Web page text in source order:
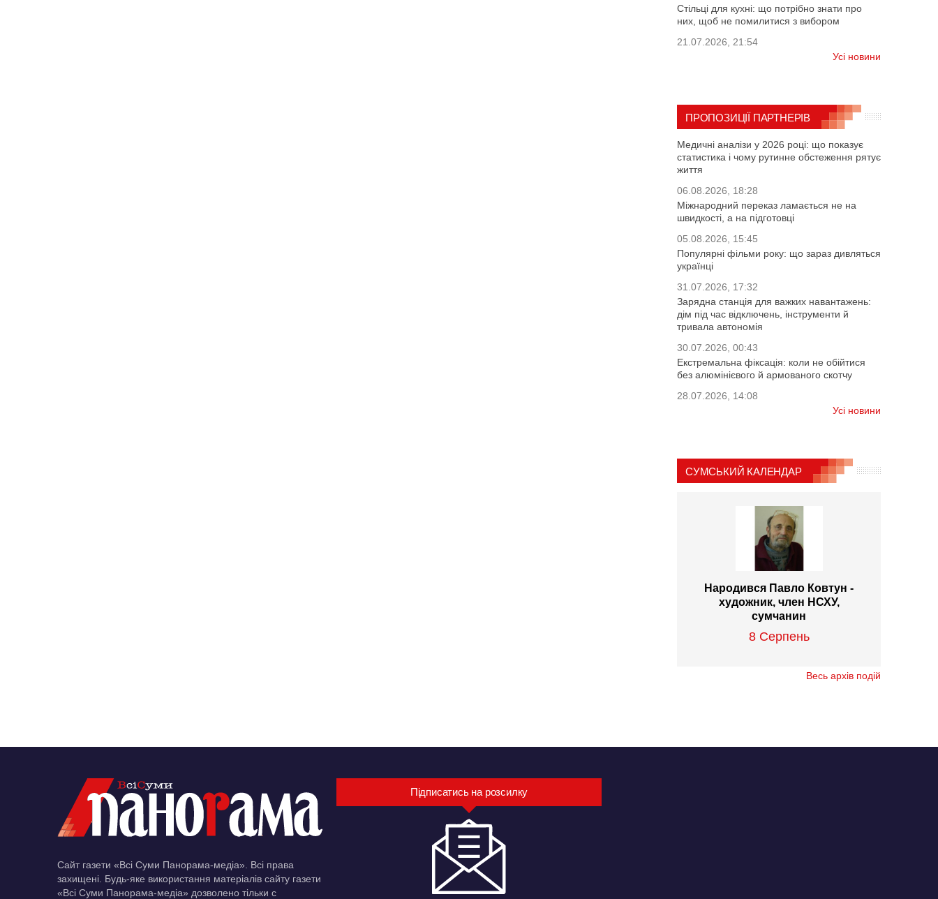
Стільці для кухні: що потрібно знати про
них, щоб не помилитися з вибором
21.07.2026, 21:54
Усі новини
ПРОПОЗИЦІЇ ПАРТНЕРІВ
Медичні аналізи у 2026 році: що показує
статистика і чому рутинне обстеження рятує
життя
06.08.2026, 18:28
Міжнародний переказ ламається не на
швидкості, а на підготовці
05.08.2026, 15:45
Популярні фільми року: що зараз дивляться
українці
31.07.2026, 17:32
Зарядна станція для важких навантажень:
дім під час відключень, інструменти й
тривала автономія
30.07.2026, 00:43
Екстремальна фіксація: коли не обійтися
без алюмінієвого й армованого скотчу
28.07.2026, 14:08
Усі новини
СУМСЬКИЙ КАЛЕНДАР
Народився Павло Ковтун -
художник, член НСХУ,
сумчанин
8 Серпень
Весь архів подій
Сайт газети «Всі Суми Панорама-медіа». Всі права
захищені. Будь-яке використання матеріалів сайту газети
«Всі Суми Панорама-медіа» дозволено тільки c
Підписатись на розсилку